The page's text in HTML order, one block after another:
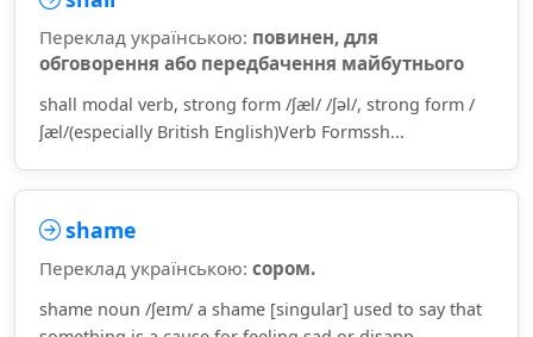
Переклад українською: повинен, для
обговорення або передбачення майбутнього
shall modal verb, strong form /ʃæl/ /ʃəl/, strong form /
ʃæl/(especially British English)Verb Formssh...
shame
Переклад українською: сором.
shame noun /ʃeɪm/ a shame [singular] used to say that